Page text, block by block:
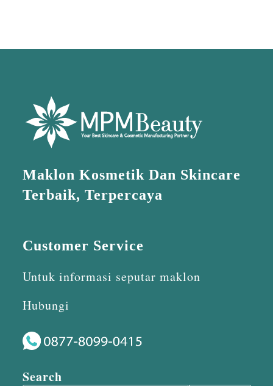
Maklon Kosmetik Dan Skincare
Terbaik, Terpercaya
Customer Service
Untuk informasi seputar maklon
Hubungi
Search